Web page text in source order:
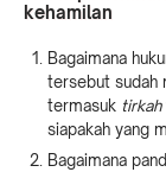
kehamilan
Bagaimana
tersebut sudah
termasuk tirkah
siapakah yang
Bagaimana